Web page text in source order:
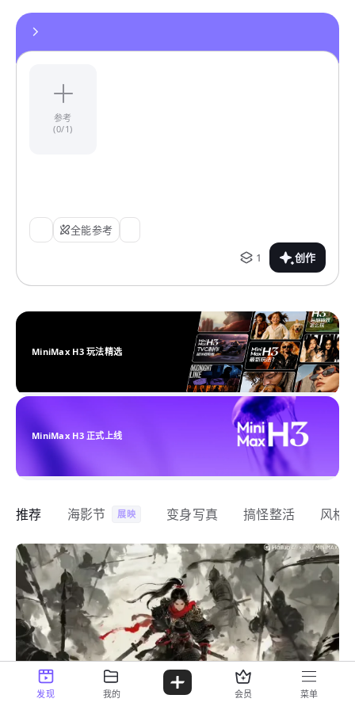
参考
(0/1)
全能参考
1
创作
MiniMax H3 玩法精选
MiniMax H3 正式上线
推荐 海影节 展映 变身写真 搞怪整活 风格
发现 我的 会员 菜单